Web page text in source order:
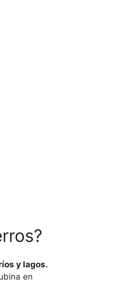
y lagos.
en